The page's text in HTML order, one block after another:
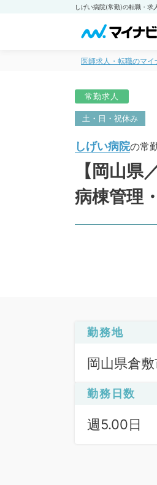
しげい病院(常勤)の転職・求
医師求人・転職のマイ
常勤求人
土・日・祝休み
しげい病院の常
【岡山
病棟管理
勤務地
岡山県倉
勤務日数
週5.00日